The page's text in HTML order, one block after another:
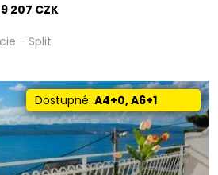
9 207 CZK
- Split
Dostupné:A4+0, A6+1